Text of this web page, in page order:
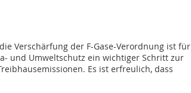
Verschärfung der F-Gase-Verordnung ist für
und Umweltschutz ein wichtiger Schritt zur
Es ist erfreulich, dass